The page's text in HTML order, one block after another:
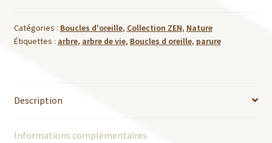
de
Vie
Catégories : Boucles d'oreille, Collection ZEN, Nature
Étiquettes : arbre, arbre de vie, Boucles d oreille, parure
Description
Informations complémentaires